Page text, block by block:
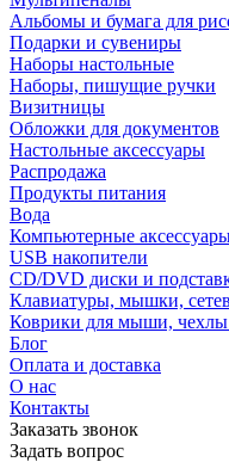
Альбомы и бумага для
Подарки и сувениры
Наборы настольные
Наборы, пишущие ручки
Визитницы
Обложки для документов
Настольные аксессуары
Распродажа
Продукты питания
Вода
Компьютерные
USB накопители
CD/DVD диски и
Клавиатуры, мышки,
Коврики для мыши, чехлы
Блог
Оплата и доставка
О нас
Контакты
Заказать звонок
Задать вопрос